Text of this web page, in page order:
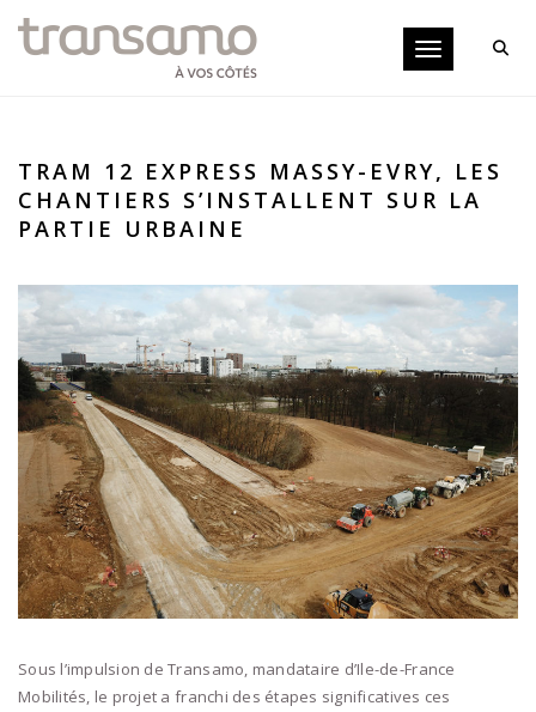
Toggle
TRAM 12 EXPRESS MASSY-EVRY, LES
CHANTIERS S’INSTALLENT SUR LA
PARTIE URBAINE
Sous l’impulsion de Transamo, mandataire d’Ile-de-France
Mobilités, le projet a franchi des étapes significatives ces
Panneau de gestion des cookies